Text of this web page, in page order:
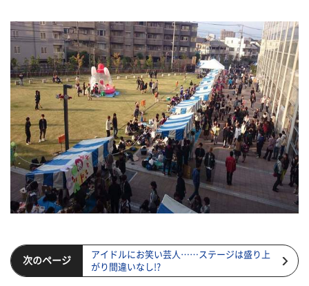
次のページ
アイドルにお笑い芸人……ステージは盛り上
がり間違いなし!?